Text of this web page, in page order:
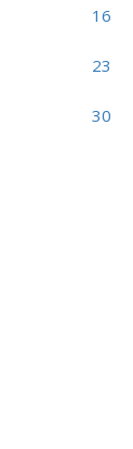
16
23
30